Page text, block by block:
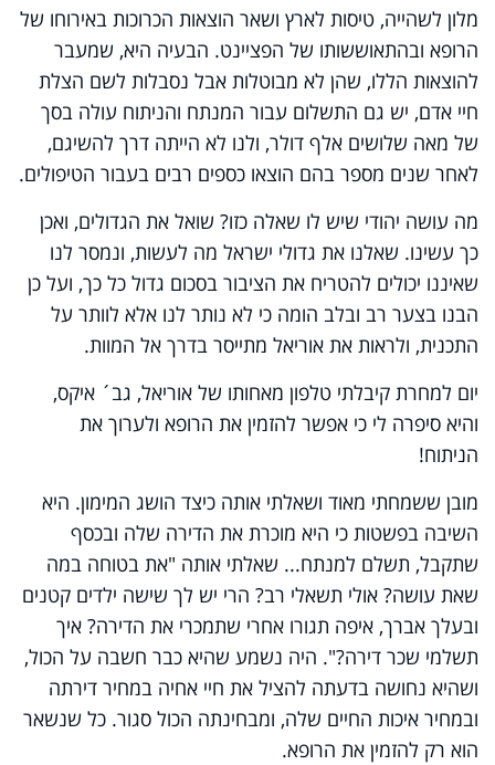
מלון לשהייה, טיסות לארץ ושאר הוצאות הכרוכות באירוחו של
הרופא ובהתאוששותו של הפציינט. הבעיה היא, שמעבר
להוצאות הללו, שהן לא מבוטלות אבל נסבלות לשם הצלת
חיי אדם, יש גם התשלום עבור המנתח והניתוח עולה בסך
של מאה שלושים אלף דולר, ולנו לא הייתה דרך להשיגם,
לאחר שנים מספר בהם הוצאו כספים רבים בעבור הטיפולים.
מה עושה יהודי שיש לו שאלה כזו? שואל את הגדולים, ואכן
כך עשינו. שאלנו את גדולי ישראל מה לעשות, ונמסר לנו
שאיננו יכולים להטריח את הציבור בסכום גדול כל כך, ועל כן
הבנו בצער רב ובלב הומה כי לא נותר לנו אלא לוותר על
התכנית, ולראות את אוריאל מתייסר בדרך אל המוות.
יום למחרת קיבלתי טלפון מאחותו של אוריאל, גב´ איקס,
והיא סיפרה לי כי אפשר להזמין את הרופא ולערוך את
הניתוח!
מובן ששמחתי מאוד ושאלתי אותה כיצד הושג המימון. היא
השיבה בפשטות כי היא מוכרת את הדירה שלה ובכסף
שתקבל, תשלם למנתח... שאלתי אותה "את בטוחה במה
שאת עושה? אולי תשאלי רב? הרי יש לך שישה ילדים קטנים
ובעלך אברך, איפה תגורו אחרי שתמכרי את הדירה? איך
תשלמי שכר דירה?". היה נשמע שהיא כבר חשבה על הכול,
ושהיא נחושה בדעתה להציל את חיי אחיה במחיר דירתה
ובמחיר איכות החיים שלה, ומבחינתה הכול סגור. כל שנשאר
הוא רק להזמין את הרופא.